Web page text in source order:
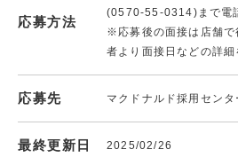
応募方法
(0570-55-0314)まで電
※応募後の面接は店舗で
者より面接日などの詳細
応募先 マクドナルド採用センタ
最終更新日 2025/02/26